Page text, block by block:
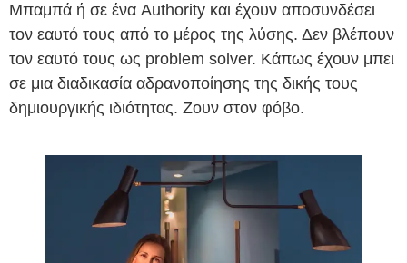
Μπαμπά ή σε ένα Authority και έχουν αποσυνδέσει
τον εαυτό τους από το μέρος της λύσης. Δεν βλέπουν
τον εαυτό τους ως problem solver. Κάπως έχουν μπει
σε μια διαδικασία αδρανοποίησης της δικής τους
δημιουργικής ιδιότητας. Ζουν στον φόβο.